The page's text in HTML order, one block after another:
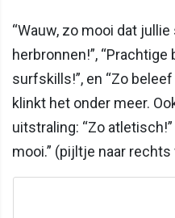
“Wauw, zo mooi dat
herbronnen!”, “Prachtige
surfskills!”, en “Zo
klinkt het onder meer.
uitstraling: “Zo
mooi.” (pijltje naar rechts